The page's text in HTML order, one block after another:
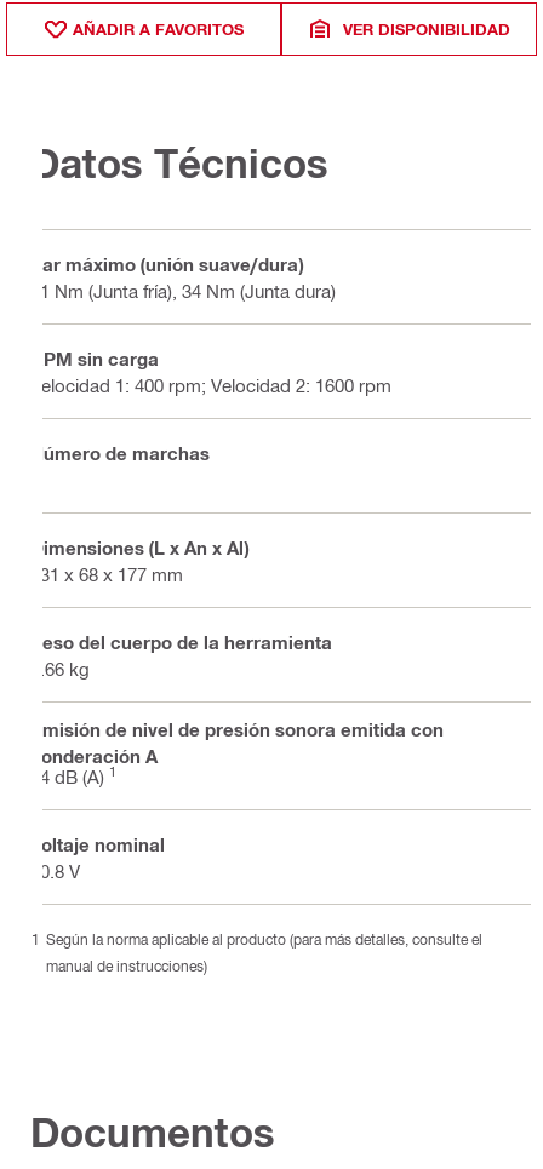
AÑADIR A FAVORITOS VER DISPONIBILIDAD
Datos Técnicos
Par máximo (unión suave/dura)
21 Nm (Junta fría), 34 Nm (Junta dura)
RPM sin carga
Velocidad 1: 400 rpm; Velocidad 2: 1600 rpm
Número de marchas
Dimensiones (L x An x Al)
131 x 68 x 177 mm
Peso del cuerpo de la herramienta
0.66 kg
Emisión de nivel de presión sonora emitida con
ponderación A
74 dB (A) 1
Voltaje nominal
10.8 V
Según la norma aplicable al producto (para más detalles, consulte el
manual de instrucciones)
Documentos